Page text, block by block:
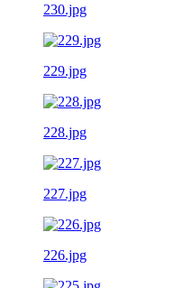
230.jpg
229.jpg
228.jpg
227.jpg
226.jpg